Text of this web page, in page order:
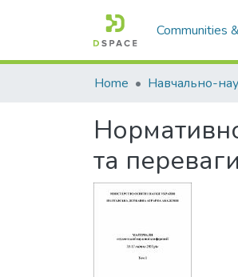
Communities
Home
та переваги